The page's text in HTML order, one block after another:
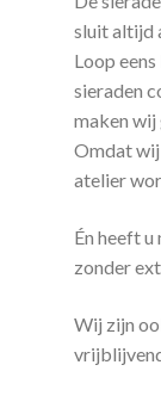
sluit altijd
Loop
sieraden
maken wij
Omdat wij
atelier
Én heeft
zonder
Wij zijn